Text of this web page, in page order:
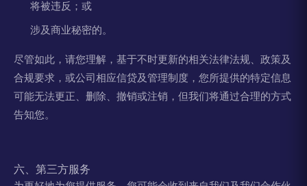
将被违反；或
涉及商业秘密的。
尽管如此，请您理解，基于不时更新的相关法律法规、政策及
合规要求，或公司相应信贷及管理制度，您所提供的特定信息
可能无法更正、删除、撤销或注销，但我们将通过合理的方式
告知您。
六、第三方服务